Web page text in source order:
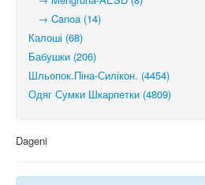
→ Canoa (14)
Калоші (68)
Бабушки (206)
Шльопок.Піна-Силікон. (4454)
Одяг Сумки Шкарпетки (4809)
Dageni